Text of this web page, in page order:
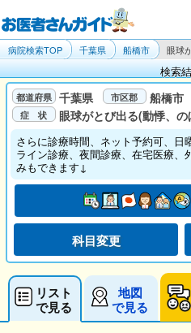
病院検索TOP 千葉県 船橋市 眼球
検索
千葉県
船橋市
眼球がとび出る(動悸、の
さらに診療時間、ネット予約可、日
ライン診療、夜間診療、在宅医療、
みもできます↓
科目変更
リスト
で見る
地図
で見る